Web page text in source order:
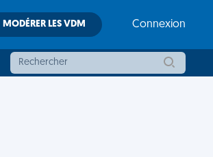
MODÉRER LES VDM Connexion